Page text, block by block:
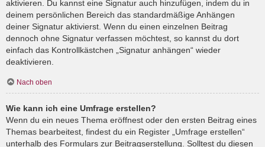
aktivieren. Du kannst eine Signatur auch hinzufügen, indem du in
deinem persönlichen Bereich das standardmäßige Anhängen
deiner Signatur aktivierst. Wenn du einen einzelnen Beitrag
dennoch ohne Signatur verfassen möchtest, so kannst du dort
einfach das Kontrollkästchen „Signatur anhängen“ wieder
deaktivieren.
Nach oben
Wie kann ich eine Umfrage erstellen?
Wenn du ein neues Thema eröffnest oder den ersten Beitrag eines
Themas bearbeitest, findest du ein Register „Umfrage erstellen“
unterhalb des Formulars zur Beitragserstellung. Solltest du diesen